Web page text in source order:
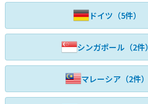
ドイツ（5件）
シンガポール（2件）
マレーシア（2件）